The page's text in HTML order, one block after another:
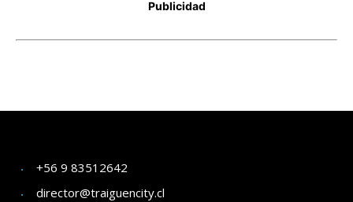
+56 9 83512642
director@traiguencity.cl